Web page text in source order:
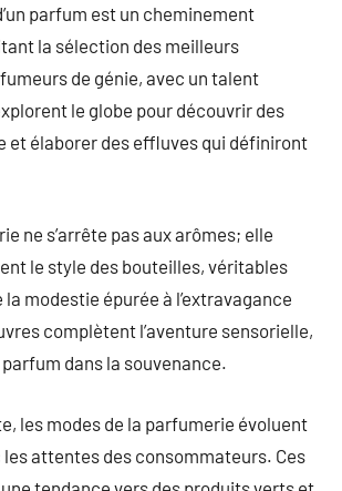
parfum est un cheminement
la sélection des meilleurs
de génie, avec un talent
le globe pour découvrir des
et élaborer des effluves qui définiront
ne s’arrête pas aux arômes; elle
le style des bouteilles, véritables
la modestie épurée à l’extravagance
complètent l’aventure sensorielle,
dans la souvenance.
les modes de la parfumerie évoluent
attentes des consommateurs. Ces